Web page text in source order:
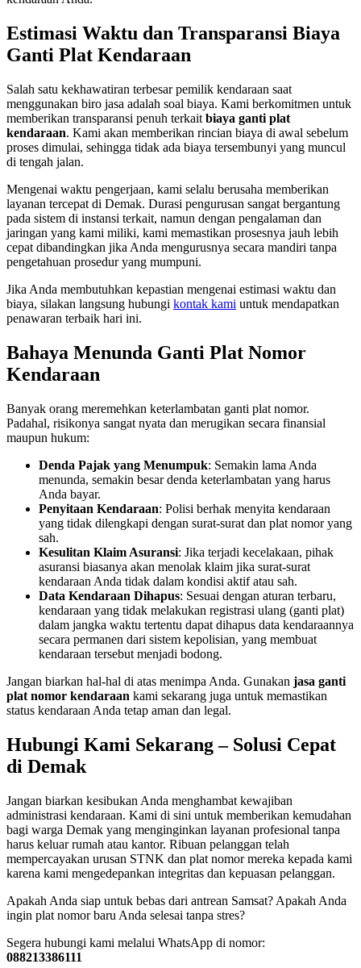
Estimasi Waktu dan Transparansi Biaya
Ganti Plat Kendaraan
Salah satu kekhawatiran terbesar pemilik kendaraan saat
menggunakan biro jasa adalah soal biaya. Kami berkomitmen untuk
memberikan transparansi penuh terkait biaya ganti plat
kendaraan. Kami akan memberikan rincian biaya di awal sebelum
proses dimulai, sehingga tidak ada biaya tersembunyi yang muncul
di tengah jalan.
Mengenai waktu pengerjaan, kami selalu berusaha memberikan
layanan tercepat di Demak. Durasi pengurusan sangat bergantung
pada sistem di instansi terkait, namun dengan pengalaman dan
jaringan yang kami miliki, kami memastikan prosesnya jauh lebih
cepat dibandingkan jika Anda mengurusnya secara mandiri tanpa
pengetahuan prosedur yang mumpuni.
Jika Anda membutuhkan kepastian mengenai estimasi waktu dan
biaya, silakan langsung hubungi kontak kami untuk mendapatkan
penawaran terbaik hari ini.
Bahaya Menunda Ganti Plat Nomor
Kendaraan
Banyak orang meremehkan keterlambatan ganti plat nomor.
Padahal, risikonya sangat nyata dan merugikan secara finansial
maupun hukum:
Denda Pajak yang Menumpuk: Semakin lama Anda
menunda, semakin besar denda keterlambatan yang harus
Anda bayar.
Penyitaan Kendaraan: Polisi berhak menyita kendaraan
yang tidak dilengkapi dengan surat-surat dan plat nomor yang
sah.
Kesulitan Klaim Asuransi: Jika terjadi kecelakaan, pihak
asuransi biasanya akan menolak klaim jika surat-surat
kendaraan Anda tidak dalam kondisi aktif atau sah.
Data Kendaraan Dihapus: Sesuai dengan aturan terbaru,
kendaraan yang tidak melakukan registrasi ulang (ganti plat)
dalam jangka waktu tertentu dapat dihapus data kendaraannya
secara permanen dari sistem kepolisian, yang membuat
kendaraan tersebut menjadi bodong.
Jangan biarkan hal-hal di atas menimpa Anda. Gunakan jasa ganti
plat nomor kendaraan kami sekarang juga untuk memastikan
status kendaraan Anda tetap aman dan legal.
Hubungi Kami Sekarang – Solusi Cepat
di Demak
Jangan biarkan kesibukan Anda menghambat kewajiban
administrasi kendaraan. Kami di sini untuk memberikan kemudahan
bagi warga Demak yang menginginkan layanan profesional tanpa
harus keluar rumah atau kantor. Ribuan pelanggan telah
mempercayakan urusan STNK dan plat nomor mereka kepada kami
karena kami mengedepankan integritas dan kepuasan pelanggan.
Apakah Anda siap untuk bebas dari antrean Samsat? Apakah Anda
ingin plat nomor baru Anda selesai tanpa stres?
Segera hubungi kami melalui WhatsApp di nomor:
088213386111